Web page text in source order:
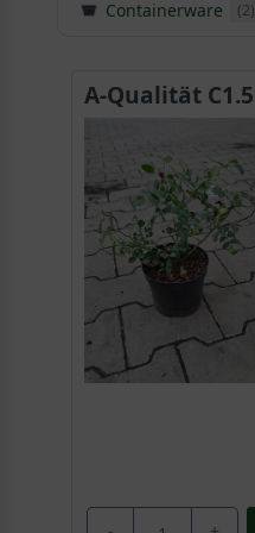
Containerware (2)
A-Qualität C1.5